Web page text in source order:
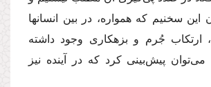
این سخنیم كه همواره، در بین انسانها
ارتكاب جُرم و بزهكارى وجود داشته
پیش‌بینى كرد كه در آینده نیز